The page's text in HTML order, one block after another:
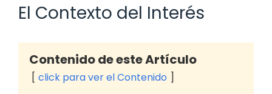
El Contexto del Interés
Contenido de este Artículo
click para ver el Contenido